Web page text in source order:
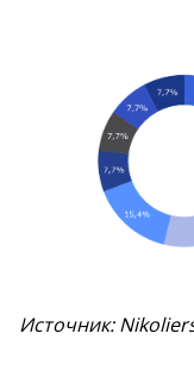
Источник: